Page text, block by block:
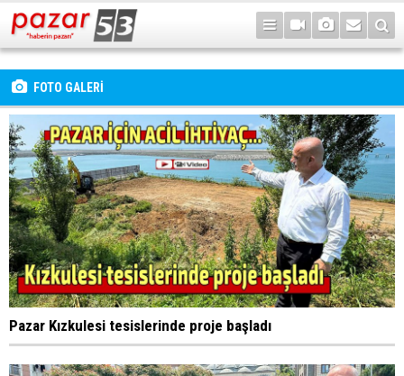
FOTO GALERİ
Pazar Kızkulesi tesislerinde proje başladı